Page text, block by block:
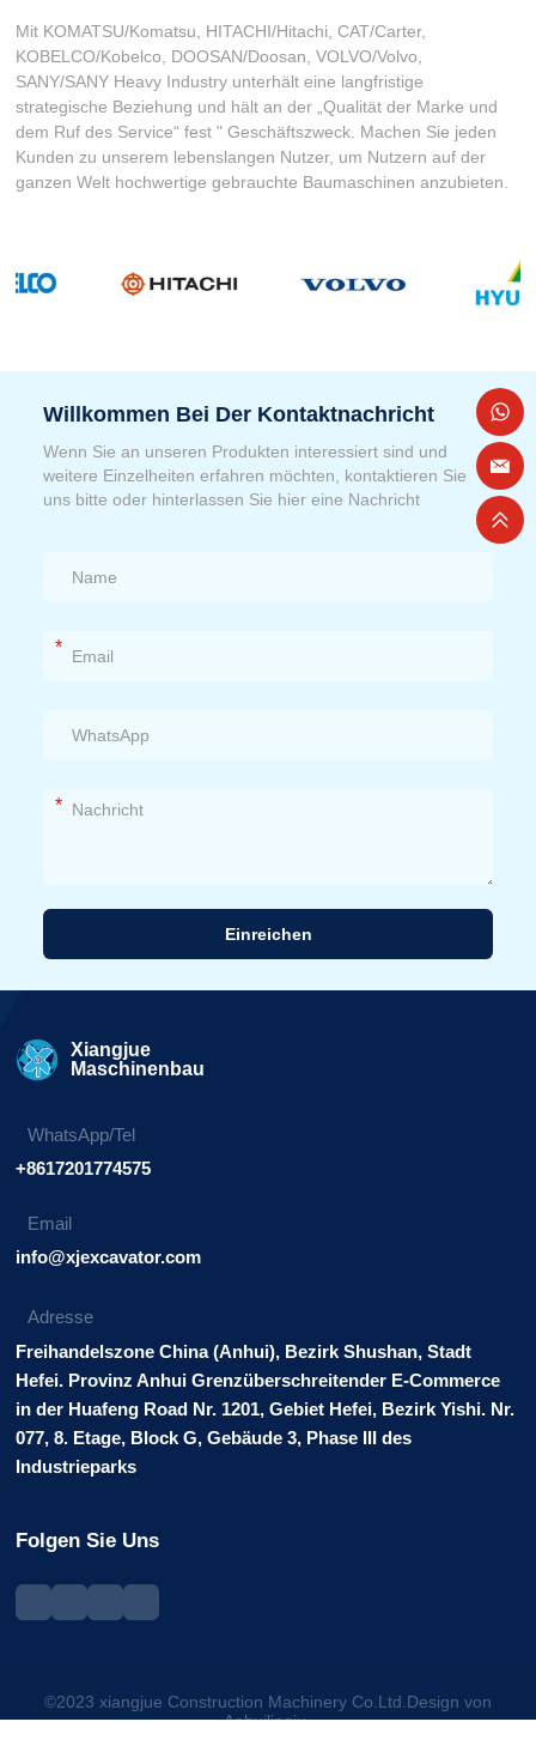
Mit KOMATSU/Komatsu, HITACHI/Hitachi, CAT/Carter,
KOBELCO/Kobelco, DOOSAN/Doosan, VOLVO/Volvo,
SANY/SANY Heavy Industry unterhält eine langfristige
strategische Beziehung und hält an der „Qualität der Marke und
dem Ruf des Service“ fest " Geschäftszweck. Machen Sie jeden
Kunden zu unserem lebenslangen Nutzer, um Nutzern auf der
ganzen Welt hochwertige gebrauchte Baumaschinen anzubieten.
Willkommen Bei Der Kontaktnachricht
Wenn Sie an unseren Produkten interessiert sind und
weitere Einzelheiten erfahren möchten, kontaktieren Sie
uns bitte oder hinterlassen Sie hier eine Nachricht
*
*
Einreichen
Xiangjue
Maschinenbau
WhatsApp/Tel
+8617201774575
Email
info@xjexcavator.com
Adresse
Freihandelszone China (Anhui), Bezirk Shushan, Stadt
Hefei. Provinz Anhui Grenzüberschreitender E-Commerce
in der Huafeng Road Nr. 1201, Gebiet Hefei, Bezirk Yishi. Nr.
077, 8. Etage, Block G, Gebäude 3, Phase III des
Industrieparks
Folgen Sie Uns
©2023 xiangjue Construction Machinery Co.Ltd.Design von
Anhuilingju.